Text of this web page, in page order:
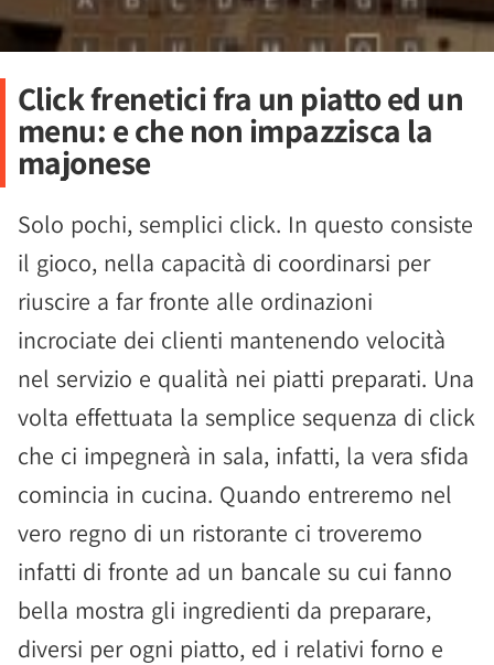
Click frenetici fra un piatto ed un
menu: e che non impazzisca la
majonese
Solo pochi, semplici click. In questo consiste
il gioco, nella capacità di coordinarsi per
riuscire a far fronte alle ordinazioni
incrociate dei clienti mantenendo velocità
nel servizio e qualità nei piatti preparati. Una
volta effettuata la semplice sequenza di click
che ci impegnerà in sala, infatti, la vera sfida
comincia in cucina. Quando entreremo nel
vero regno di un ristorante ci troveremo
infatti di fronte ad un bancale su cui fanno
bella mostra gli ingredienti da preparare,
diversi per ogni piatto, ed i relativi forno e